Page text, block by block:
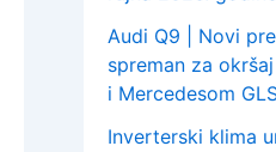
Audi Q9 | Novi
spreman za
i Mercedesom
Inverterski klima